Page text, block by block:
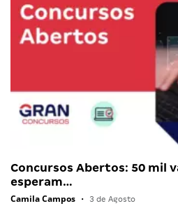
Concursos Abertos: 50 mil
esperam…
Camila Campos • 3 de Agosto